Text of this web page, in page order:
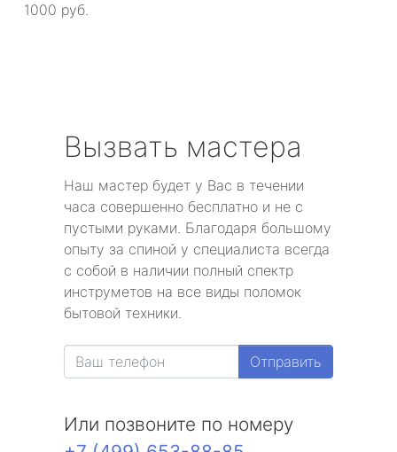
1000 руб.
Вызвать мастера
Наш мастер будет у Вас в течении
часа совершенно бесплатно и не с
пустыми руками. Благодаря большому
опыту за спиной у специалиста всегда
с собой в наличии полный спектр
инструметов на все виды поломок
бытовой техники.
Отправить
Или позвоните по номеру